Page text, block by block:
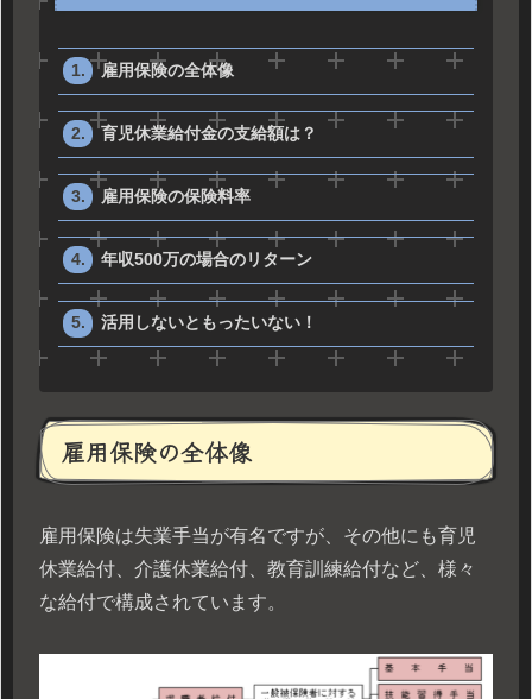
雇用保険の全体像
育児休業給付金の支給額は？
雇用保険の保険料率
年収500万の場合のリターン
活用しないともったいない！
雇用保険の全体像
雇用保険は失業手当が有名ですが、その他にも育児
休業給付、介護休業給付、教育訓練給付など、様々
な給付で構成されています。